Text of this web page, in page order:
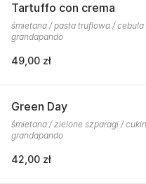
Tartuffo con crema
śmietana / pasta truflowa /
grandapando
49,00 zł
Green Day
śmietana / zielone szparagi /
grandapando
42,00 zł